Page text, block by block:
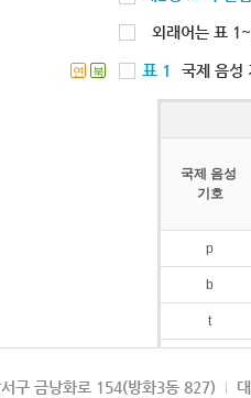
외래어는 표
연 북 표 1 국제 음성
국제 음성
기호
p
b
t
k
구 금낭화로 154(방화3동 827)